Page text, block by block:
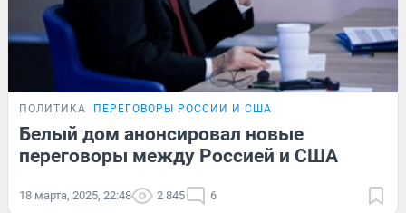
ПОЛИТИКА ПЕРЕГОВОРЫ РОССИИ И США
Белый дом анонсировал новые
переговоры между Россией и США
18 марта, 2025, 22:48 2 845 6